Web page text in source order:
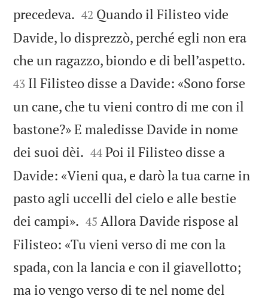
precedeva. 

42 Quando il Filisteo vide
Davide, lo disprezzò, perché egli non era
che un ragazzo, biondo e di bell’aspetto.
43 Il Filisteo disse a Davide: «Sono forse
un cane, che tu vieni contro di me con il
bastone?» E maledisse Davide in nome
dei suoi dèi. 

44 Poi il Filisteo disse a
Davide: «Vieni qua, e darò la tua carne in
pasto agli uccelli del cielo e alle bestie
dei campi». 

45 Allora Davide rispose al
Filisteo: «Tu vieni verso di me con la
spada, con la lancia e con il giavellotto;
ma io vengo verso di te nel nome del